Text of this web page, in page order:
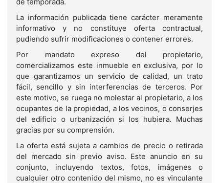
La información publicada tiene carácter meramente
informativo y no constituye oferta contractual,
pudiendo sufrir modificaciones o contener errores.
Por mandato expreso del propietario,
comercializamos este inmueble en exclusiva, por lo
que garantizamos un servicio de calidad, un trato
fácil, sencillo y sin interferencias de terceros. Por
este motivo, se ruega no molestar al propietario, a los
ocupantes de la propiedad, a los vecinos, o conserjes
del edificio o urbanización si los hubiera. Muchas
gracias por su comprensión.
La oferta está sujeta a cambios de precio o retirada
del mercado sin previo aviso. Este anuncio en su
conjunto, incluyendo textos, fotos, imágenes o
cualquier otro contenido del mismo, no es vinculante